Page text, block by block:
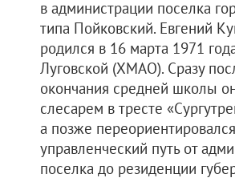
в администрации поселка
типа Пойковский. Евгений
родился в 16 марта 1971
Луговской (ХМАО). Сразу
окончания средней школы
слесарем в тресте
а позже
управленческий путь от
поселка до резиденции